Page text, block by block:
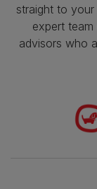
straight to
expert
advisors who